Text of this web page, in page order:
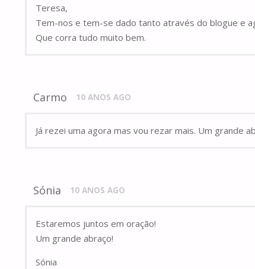
Teresa,
Tem-nos e tem-se dado tanto através do blogue e
Que corra tudo muito bem.
Carmo 10 ANOS AGO
Já rezei uma agora mas vou rezar mais. Um grande
Sónia 10 ANOS AGO
Estaremos juntos em oração!
Um grande abraço!
Sónia